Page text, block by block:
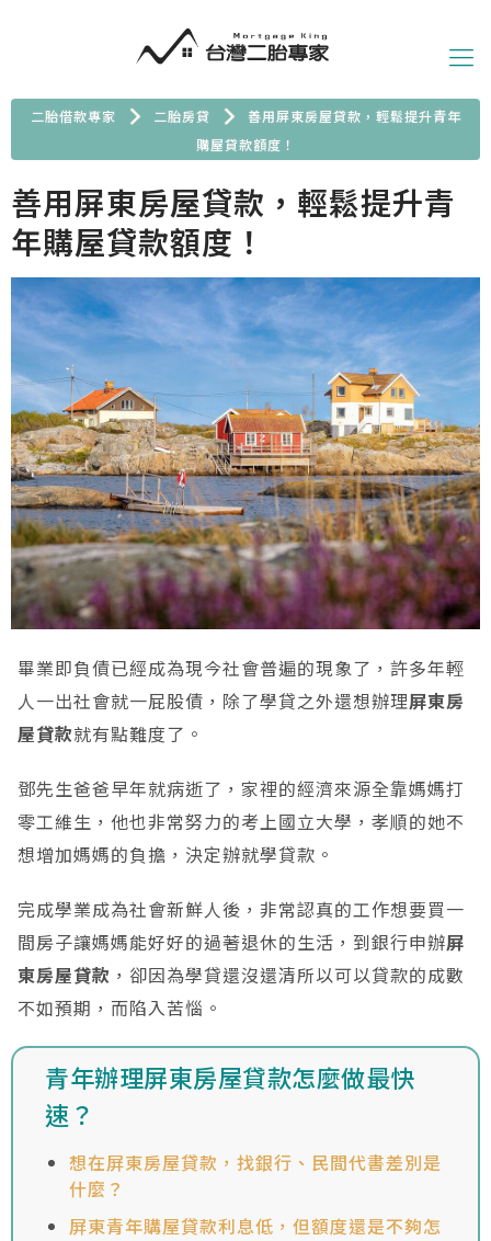
二胎借款專家 二胎房貸
善用屏東房屋貸款，輕鬆提升青年
購屋貸款額度！
善用屏東房屋貸款，輕鬆提升青
年購屋貸款額度！
畢業即負債已經成為現今社會普遍的現象了，許多年輕
人一出社會就一屁股債，除了學貸之外還想辦理屏東房
屋貸款就有點難度了。
鄧先生爸爸早年就病逝了，家裡的經濟來源全靠媽媽打
零工維生，他也非常努力的考上國立大學，孝順的她不
想增加媽媽的負擔，決定辦就學貸款。
完成學業成為社會新鮮人後，非常認真的工作想要買一
間房子讓媽媽能好好的過著退休的生活，到銀行申辦屏
東房屋貸款 ，卻因為學貸還沒還清所以可以貸款的成數
不如預期，而陷入苦惱。
青年辦理屏東房屋貸款怎麼做最快
速？
想在屏東房屋貸款，找銀行、民間代書差別是
什麼？
屏東青年購屋貸款利息低，但額度還是不夠怎